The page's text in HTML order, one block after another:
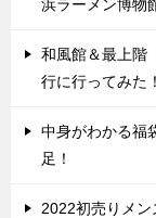
浜ラーメン博物
和風館＆最上階
行に行ってみた！
中身がわかる福
足！
2022初売りメ